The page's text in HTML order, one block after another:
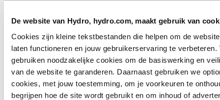
De website van Hydro, hydro.com, maakt gebruik van
Cookies zijn kleine tekstbestanden die helpen om de
laten functioneren en jouw gebruikerservaring te verbeteren.
gebruiken noodzakelijke cookies om de basiswerking en
van de website te garanderen. Daarnaast gebruiken we
cookies, met jouw toestemming, om je voorkeuren te
begrijpen hoe de site wordt gebruikt en om inhoud of